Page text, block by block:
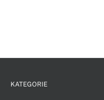
KATEGORIE